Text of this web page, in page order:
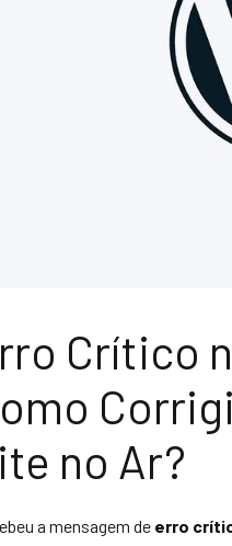
Crítico
no Ar?
a mensagem de erro